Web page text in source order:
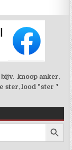
knoop anker,
ster, lood "ster "